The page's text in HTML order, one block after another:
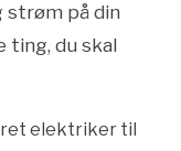
på din
ting, du skal
elektriker til